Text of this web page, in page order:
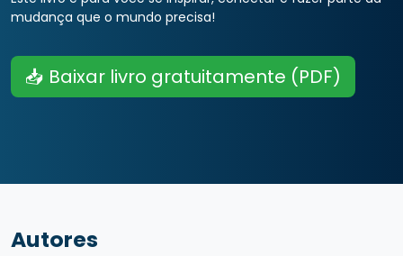
mudança que o mundo precisa!
📥 Baixar livro gratuitamente (PDF)
Autores